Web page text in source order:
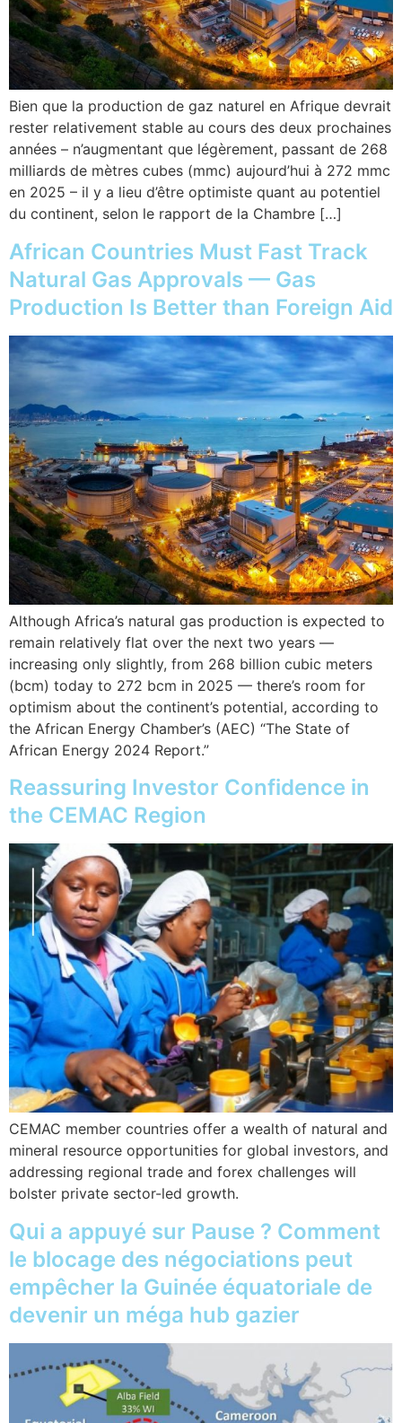
Bien que la production de gaz naturel en Afrique devrait
rester relativement stable au cours des deux prochaines
années – n’augmentant que légèrement, passant de 268
milliards de mètres cubes (mmc) aujourd’hui à 272 mmc
en 2025 – il y a lieu d’être optimiste quant au potentiel
du continent, selon le rapport de la Chambre […]
African Countries Must Fast Track
Natural Gas Approvals — Gas
Production Is Better than Foreign Aid
Although Africa’s natural gas production is expected to
remain relatively flat over the next two years —
increasing only slightly, from 268 billion cubic meters
(bcm) today to 272 bcm in 2025 — there’s room for
optimism about the continent’s potential, according to
the African Energy Chamber’s (AEC) “The State of
African Energy 2024 Report.”
Reassuring Investor Confidence in
the CEMAC Region
CEMAC member countries offer a wealth of natural and
mineral resource opportunities for global investors, and
addressing regional trade and forex challenges will
bolster private sector-led growth.
Qui a appuyé sur Pause ? Comment
le blocage des négociations peut
empêcher la Guinée équatoriale de
devenir un méga hub gazier